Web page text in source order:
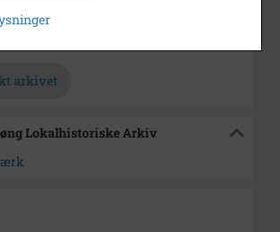
arkivet
Lokalhistoriske Arkiv